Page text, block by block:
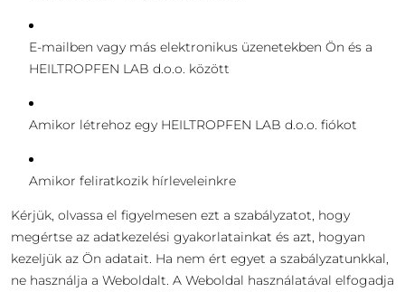
E-mailben vagy más elektronikus üzenetekben Ön és a
HEILTROPFEN LAB d.o.o. között
Amikor létrehoz egy HEILTROPFEN LAB d.o.o. fiókot
Amikor feliratkozik hírleveleinkre
Kérjük, olvassa el figyelmesen ezt a szabályzatot, hogy
megértse az adatkezelési gyakorlatainkat és azt, hogyan
kezeljük az Ön adatait. Ha nem ért egyet a szabályzatunkkal,
ne használja a Weboldalt. A Weboldal használatával elfogadja